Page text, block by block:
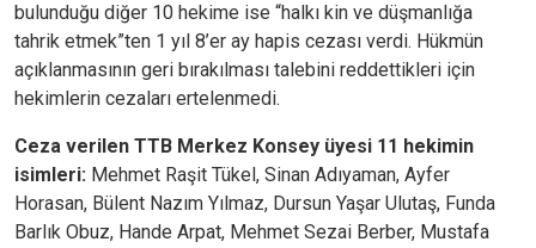
bulunduğu diğer 10 hekime ise “halkı kin ve düşmanlığa
tahrik etmek”ten 1 yıl 8’er ay hapis cezası verdi. Hükmün
açıklanmasının geri bırakılması talebini reddettikleri için
hekimlerin cezaları ertelenmedi.
Ceza verilen TTB Merkez Konsey üyesi 11 hekimin
isimleri: Mehmet Raşit Tükel, Sinan Adıyaman, Ayfer
Horasan, Bülent Nazım Yılmaz, Dursun Yaşar Ulutaş, Funda
Barlık Obuz, Hande Arpat, Mehmet Sezai Berber, Mustafa